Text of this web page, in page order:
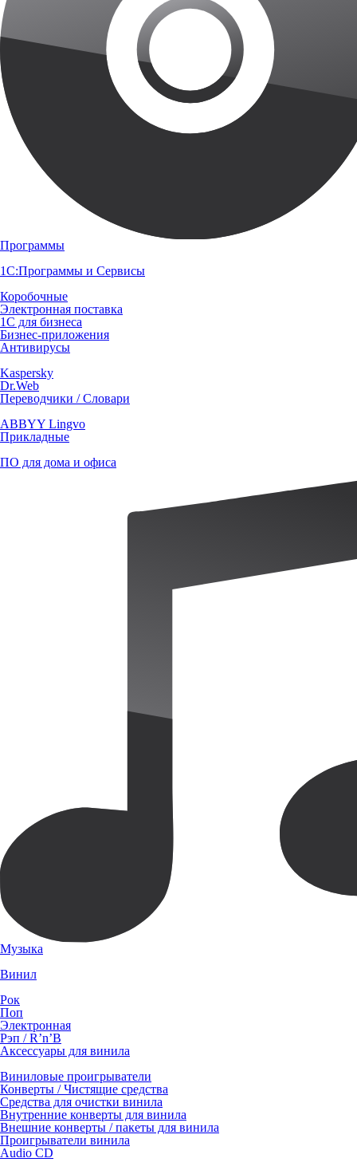
Программы
1С:Программы и Сервисы
Коробочные
Электронная поставка
1С для бизнеса
Бизнес-приложения
Антивирусы
Kaspersky
Dr.Web
Переводчики / Словари
ABBYY Lingvo
Прикладные
ПО для дома и офиса
Музыка
Винил
Рок
Поп
Электронная
Рэп / R’n’B
Аксессуары для винила
Виниловые проигрыватели
Конверты / Чистящие средства
Средства для очистки винила
Внутренние конверты для винила
Внешние конверты / пакеты для винила
Проигрыватели винила
Audio CD